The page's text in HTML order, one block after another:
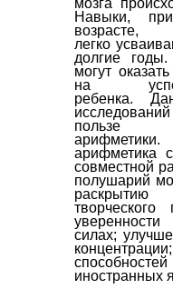
Навыки,
легко
долгие
могут
на
ребенка.
пользе
арифметика
совместной
полушарий
раскрытию
творческого
силах;
иностранных